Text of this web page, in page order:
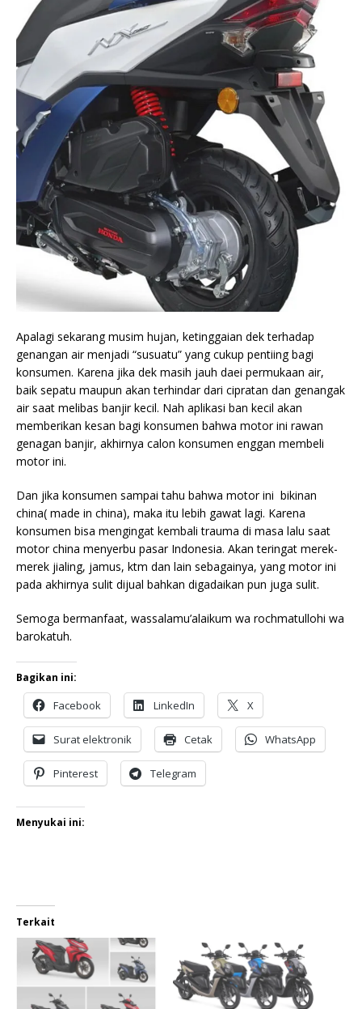
Apalagi sekarang musim hujan, ketinggaian dek terhadap
genangan air menjadi “susuatu” yang cukup pentiing bagi
konsumen. Karena jika dek masih jauh daei permukaan air,
baik sepatu maupun akan terhindar dari cipratan dan genangak
air saat melibas banjir kecil. Nah aplikasi ban kecil akan
memberikan kesan bagi konsumen bahwa motor ini rawan
genagan banjir, akhirnya calon konsumen enggan membeli
motor ini.
Dan jika konsumen sampai tahu bahwa motor ini bikinan
china( made in china), maka itu lebih gawat lagi. Karena
konsumen bisa mengingat kembali trauma di masa lalu saat
motor china menyerbu pasar Indonesia. Akan teringat merek-
merek jialing, jamus, ktm dan lain sebagainya, yang motor ini
pada akhirnya sulit dijual bahkan digadaikan pun juga sulit.
Semoga bermanfaat, wassalamu’alaikum wa rochmatullohi wa
barokatuh.
Bagikan ini:
Facebook LinkedIn X
Surat elektronik Cetak WhatsApp
Pinterest Telegram
Menyukai ini:
Terkait